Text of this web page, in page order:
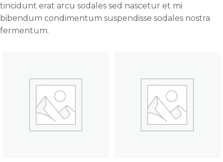
tincidunt erat arcu sodales sed nascetur et mi
bibendum condimentum suspendisse sodales nostra
fermentum.